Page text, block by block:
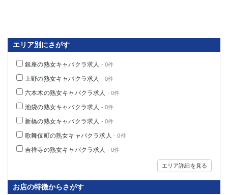
エリア別にさがす
銀座の熟女キャバクラ求人 - 0件
上野の熟女キャバクラ求人 - 0件
六本木の熟女キャバクラ求人 - 0件
池袋の熟女キャバクラ求人 - 0件
新橋の熟女キャバクラ求人 - 0件
歌舞伎町の熟女キャバクラ求人 - 0件
吉祥寺の熟女キャバクラ求人 - 0件
エリア詳細を見る
お店の特徴からさがす